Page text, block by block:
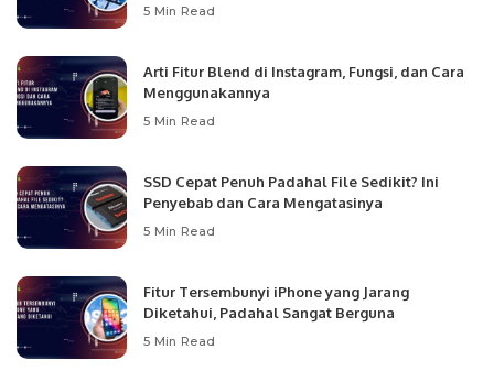
5 Min Read
Arti Fitur Blend di Instagram, Fungsi, dan Cara
Menggunakannya
5 Min Read
SSD Cepat Penuh Padahal File Sedikit? Ini
Penyebab dan Cara Mengatasinya
5 Min Read
Fitur Tersembunyi iPhone yang Jarang
Diketahui, Padahal Sangat Berguna
5 Min Read